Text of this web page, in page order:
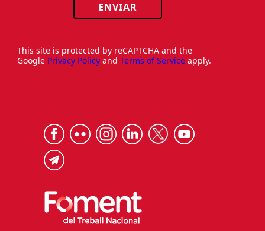
ENVIAR
This site is protected by reCAPTCHA and the
Google Privacy Policy and Terms of Service apply.